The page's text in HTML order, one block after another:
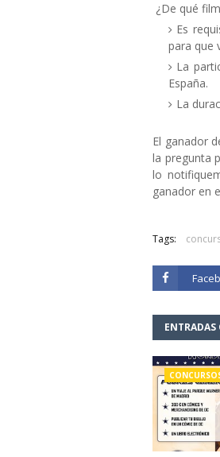
¿De qué
Es
para que
La
España.
La
El ganador
la pregunta
lo
ganador en
Tags:
ENTRADAS